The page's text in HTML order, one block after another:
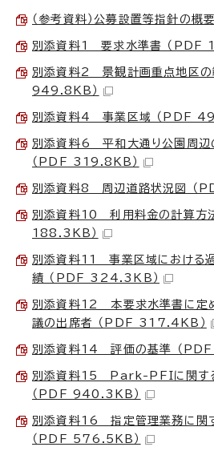
（参考資料）公募設置等指針の
別添資料1 要求水準書 （PDF
別添資料2 景観計画重点地区の
949.8KB）
別添資料4 事業区域 （PDF
別添資料6 平和大通り公園周辺
（PDF 319.8KB）
別添資料8 周辺道路状況図 （
別添資料10 利用料金の計算方法
188.3KB）
別添資料11 事業区域における過
績 （PDF 324.3KB）
別添資料12 本要求水準書に定
議の出席者 （PDF 317.4KB）
別添資料14 評価の基準 （
別添資料15 Park-PFIに関する
（PDF 940.3KB）
別添資料16 指定管理業務に関す
（PDF 576.5KB）